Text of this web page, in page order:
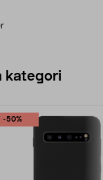
kategori
-50%